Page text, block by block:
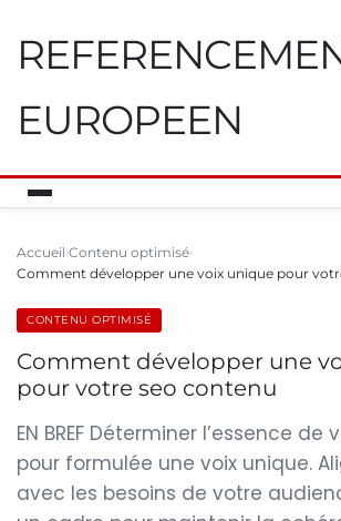
EUROPEEN
Accueil Contenu optimisé
Comment développer une voix unique pour
CONTENU OPTIMISÉ
Comment développer une
pour votre seo contenu
EN BREF Déterminer l’essence
pour formulée une voix unique.
avec les besoins de votre